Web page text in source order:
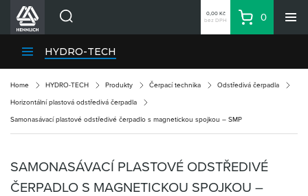
Divize HENNLICH
Blog
O firmě
Kontakty
0,00 Kč
bez DPH
Košík
0
HYDRO-TECH
Home HYDRO-TECH Produkty Čerpací technika Odstředivá čerpadla
Horizontální plastová odstředivá čerpadla
Samonasávací plastové odstředivé čerpadlo s magnetickou spojkou – SMP
SAMONASÁVACÍ PLASTOVÉ ODSTŘEDIVÉ
ČERPADLO S MAGNETICKOU SPOJKOU –